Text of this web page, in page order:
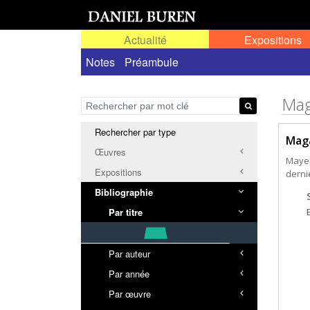
Actualité Expositions
Notes
Préambule
Rechercher par type
Œuvres
Expositions
Bibliographie
Par titre
Par auteur
Par année
Par œuvre